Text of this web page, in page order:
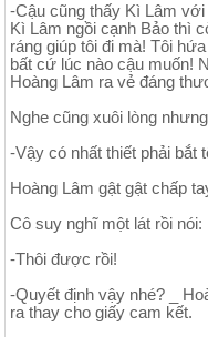
-Cậu cũng thấy Kì Lâm
Kì Lâm ngồi cạnh Bảo thì
ráng giúp tôi đi mà! Tôi
bất cứ lúc nào cậu muốn!
Hoàng Lâm ra vẻ đáng
Nghe cũng xuôi lòng
-Vậy có nhất thiết phải bắt
Hoàng Lâm gật gật chấp
Cô suy nghĩ một lát rồi nói:
-Thôi được rồi!
-Quyết định vậy nhé? _
ra thay cho giấy cam kết.